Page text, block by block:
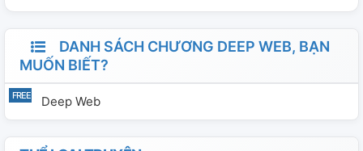
DANH SÁCH CHƯƠNG DEEP WEB, BẠN
MUỐN BIẾT?
Deep Web